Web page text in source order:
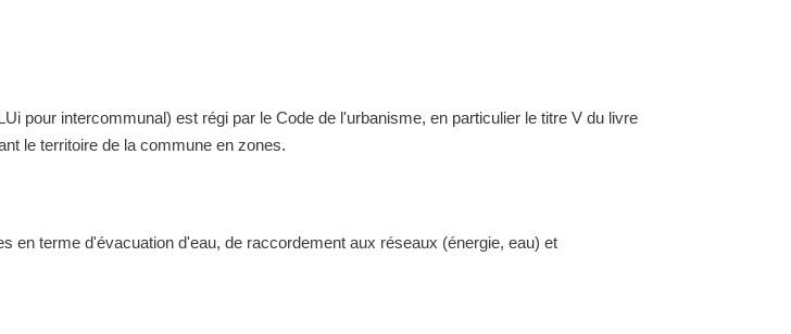
pour intercommunal) est régi par le Code de l'urbanisme, en particulier le titre V du livre
le territoire de la commune en zones.
en terme d'évacuation d'eau, de raccordement aux réseaux (énergie, eau) et